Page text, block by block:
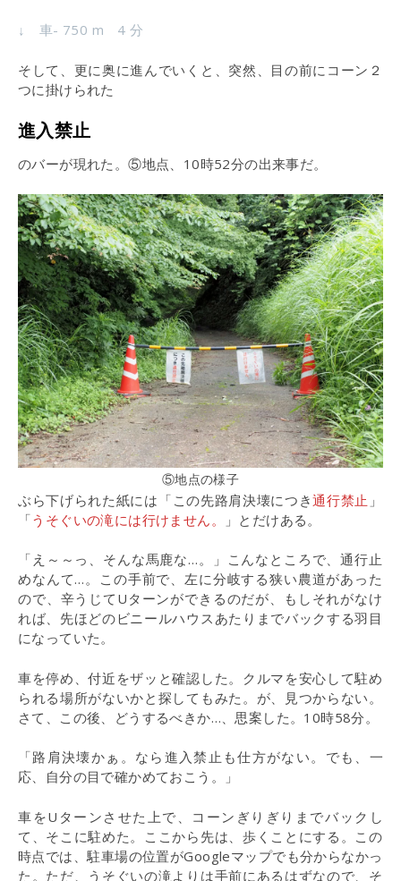
↓ 車- 750 m 4 分
そして、更に奥に進んでいくと、突然、目の前にコーン２
つに掛けられた
進入禁止
のバーが現れた。⑤地点、10時52分の出来事だ。
⑤地点の様子
ぶら下げられた紙には「この先路肩決壊につき通行禁止 」
「うそぐいの滝には行けません。 」とだけある。
「え～～っ、そんな馬鹿な…。」こんなところで、通行止
めなんて…。この手前で、左に分岐する狭い農道があった
ので、辛うじてUターンができるのだが、もしそれがなけ
れば、先ほどのビニールハウスあたりまでバックする羽目
になっていた。
車を停め、付近をザッと確認した。クルマを安心して駐め
られる場所がないかと探してもみた。が、見つからない。
さて、この後、どうするべきか…、思案した。10時58分。
「路肩決壊かぁ。なら進入禁止も仕方がない。でも、一
応、自分の目で確かめておこう。」
車をUターンさせた上で、コーンぎりぎりまでバックし
て、そこに駐めた。ここから先は、歩くことにする。この
時点では、駐車場の位置がGoogleマップでも分からなかっ
た。ただ、うそぐいの滝よりは手前にあるはずなので、そ